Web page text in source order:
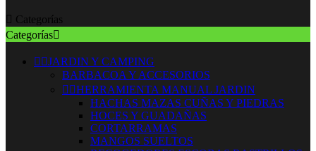
 Categorías
Categorías
 JARDIN Y CAMPING
BARBACOA Y ACCESORIOS
 HERRAMIENTA MANUAL JARDIN
HACHAS MAZAS CUÑAS Y PIEDRAS
HOCES Y GUADAÑAS
CORTARRAMAS
MANGOS SUELTOS